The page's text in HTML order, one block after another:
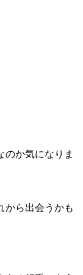
のか気になりま
から出会うかも